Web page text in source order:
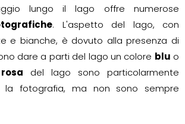
lungo il lago offre numerose
. L'aspetto del lago, con
e bianche, è dovuto alla presenza di
dare a parti del lago un colore blu o
del lago sono particolarmente
la fotografia, ma non sono sempre